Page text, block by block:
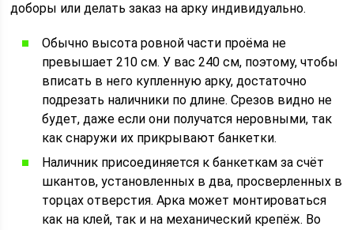
доборы или делать заказ на арку индивидуально.
Обычно высота ровной части проёма не
превышает 210 см. У вас 240 см, поэтому, чтобы
вписать в него купленную арку, достаточно
подрезать наличники по длине. Срезов видно не
будет, даже если они получатся неровными, так
как снаружи их прикрывают банкетки.
Наличник присоединяется к банкеткам за счёт
шкантов, установленных в два, просверленных в
торцах отверстия. Арка может монтироваться
как на клей, так и на механический крепёж. Во